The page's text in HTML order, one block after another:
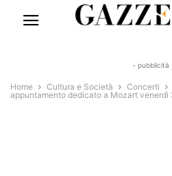
- pubblicità
Home Cultura e Società Concerti
appuntamento dedicato a Mozart venerdì